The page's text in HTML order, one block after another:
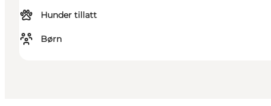
Hunder tillatt
Børn